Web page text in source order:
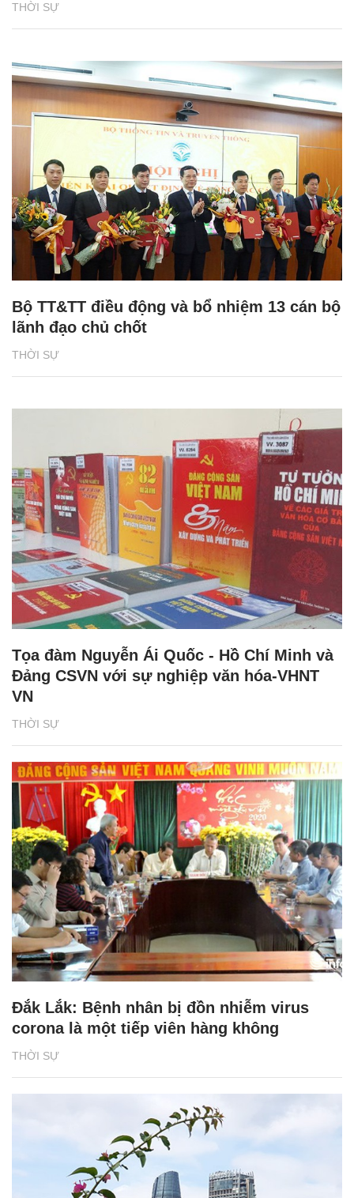
THỜI SỰ
THỜI SỰ
Bộ TT&TT điều động và bổ nhiệm 13 cán bộ
lãnh đạo chủ chốt
THỜI SỰ
Tọa đàm Nguyễn Ái Quốc - Hồ Chí Minh và
Đảng CSVN với sự nghiệp văn hóa-VHNT
VN
THỜI SỰ
Đắk Lắk: Bệnh nhân bị đồn nhiễm virus
corona là một tiếp viên hàng không